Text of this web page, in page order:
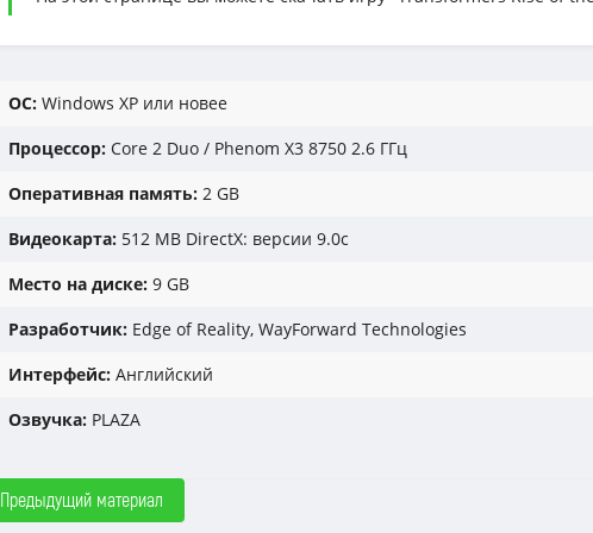
ОС: Windows XP или новее
Процессор: Core 2 Duo / Phenom X3 8750 2.6 ГГц
Оперативная память: 2 GB
Видеокарта: 512 MB DirectX: версии 9.0с
Место на диске: 9 GB
Разработчик: Edge of Reality, WayForward Technologies
Интерфейс: Английский
Озвучка: PLAZA
Предыдущий материал